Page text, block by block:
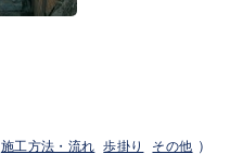
施工方法・流れ 歩掛り その他 ）